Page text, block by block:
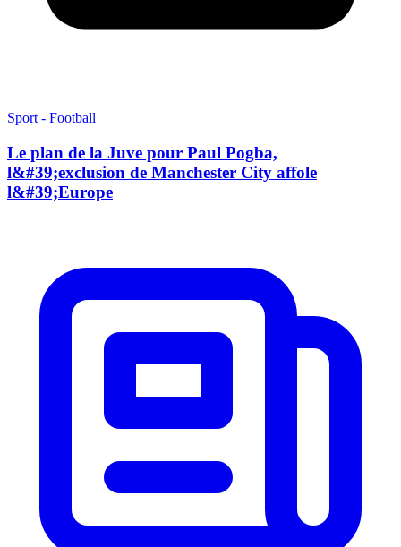
Sport - Football
Le plan de la Juve pour Paul Pogba,
l&#39;exclusion de Manchester City affole
l&#39;Europe